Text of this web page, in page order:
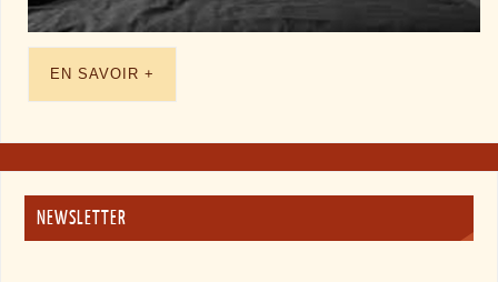
EN SAVOIR +
NEWSLETTER